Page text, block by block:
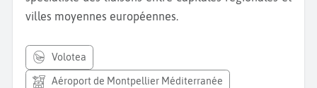
villes moyennes européennes.
volotea
Aéroport de Montpellier Méditerranée